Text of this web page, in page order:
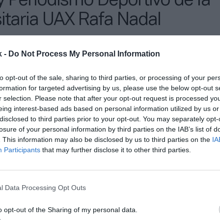
- Do Not Process My Personal Information
opt-out of the sale, sharing to third parties, or processing of your
for targeted advertising by us, please use the below opt-out
selection. Please note that after your opt-out request is processed
interest-based ads based on personal information utilized by us
to third parties prior to your opt-out. You may separately
of your personal information by third parties on the IAB’s list of
This information may also be disclosed by us to third parties on the
Participants that may further disclose it to other third parties.
Data Processing Opt Outs
opt-out of the Sharing of my personal data.
UAX Rafa Nadal
de comunicación de laRafa Nadal Academy by
codirige el Máster, en el que se instruyen a los
permanente evolución. “Cuando yo empecé en
sociales como las conocemos hoy, ni un
hoy son fundamentales para llegar a todas las
aconseja a los jóvenes que quieran apostar por
elementos clásicos